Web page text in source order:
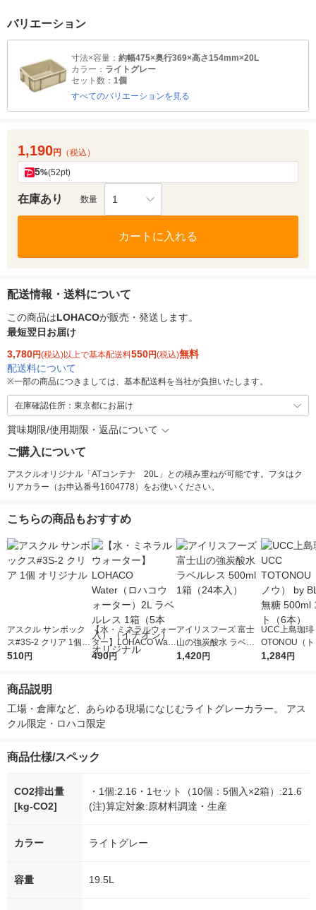
バリエーション
寸法×容量： 約幅475×奥行369×高さ154mm×20L
カラー： ライトグレー
セット数： 1個
すべてのバリエーションを見る
1,190円 （税込）
5%(52pt)
在庫あり 数量 1
カートに入れる
配送情報・送料について
この商品はLOHACOが販売・発送します。
最短翌日お届け
3,780円(税込)以上で基本配送料550円(税込)無料
配送料について
※一部の商品につきましては、基本配送料を当社が負担いたします。
在庫確認住所：東京都にお届け
賞味期限/使用期限・返品について
ご購入について
アスクルオリジナル「ATコンテナ 20L」との積み重ねが可能です。フタはク
リアカラー（お申込番号1604778）をお使いください。
こちらの商品もおすすめ
アスクル サンボック
ス#3S-2 クリア 1個
オリジナル
510円
【水・ミネラルウォー
ター】LOHACO Wate
r（ロハコウォータ
490円
アイリスフーズ 富士
山の強炭酸水 ラベル
レス 500ml 1箱（24
1,420円
UCC上島珈琲
OTONOU（
ウ） by
1,284円
商品説明
工場・倉庫など、あらゆる現場になじむライトグレーカラー。 アス
クル限定・ロハコ限定
商品仕様/スペック
CO2排出量
[kg-CO2]
・1個:2.16・1セット（10個：5個入×2箱）:21.6
(注)算定対象:原材料調達・生産
カラー ライトグレー
容量 19.5L